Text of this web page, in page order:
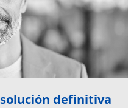
definitiva